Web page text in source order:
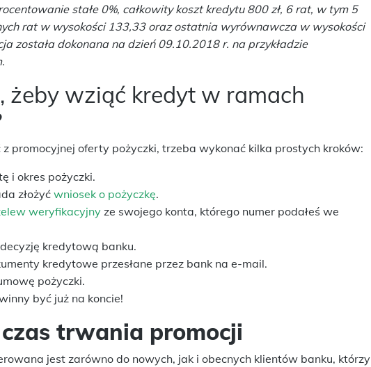
stałe 0%, całkowity koszt kredytu 800 zł, 6 rat, w tym 5
rat w wysokości 133,33 oraz ostatnia wyrównawcza w wysokości
została dokonana na dzień 09.10.2018 r. na przykładzie
żeby wziąć kredyt w ramach
z promocyjnej oferty pożyczki, trzeba wykonać kilka prostych kroków:
i okres pożyczki.
złożyć wniosek o pożyczkę.
weryfikacyjny ze swojego konta, którego numer podałeś we
kredytową banku.
kredytowe przesłane przez bank na e-mail.
pożyczki.
być już na koncie!
trwania promocji
jest zarówno do nowych, jak i obecnych klientów banku, którzy